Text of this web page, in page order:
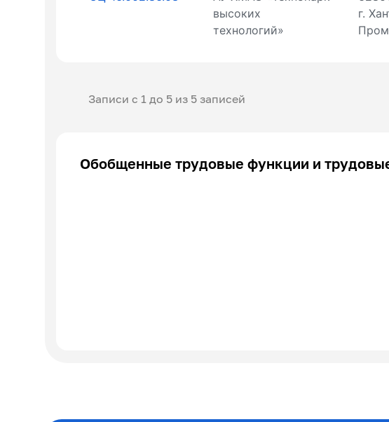
высоких
технологий»
г.
Записи с 1 до 5 из 5 записей
Обобщенные трудовые функции и